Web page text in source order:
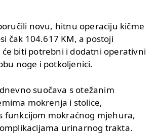
novu, hitnu operaciju kičme
čak 104.617 KM, a postoji
biti potrebni i dodatni operativni
noge i potkoljenici.
suočava s otežanim
mokrenja i stolice,
funkcijom mokraćnog mjehura,
urinarnog trakta.